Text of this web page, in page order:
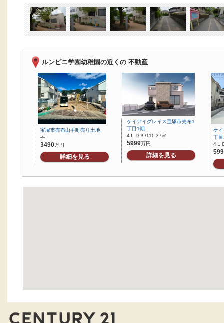
ルンビニ学園幼稚園の近くの 不動産
宝塚市売布山手町売り土地
-/-
3490万円
詳細を見る
ケイアイグレイス宝塚市売布1
丁目1期
4ＬＤＫ/111.37㎡
5999万円
詳細を見る
ケ
丁
4Ｌ